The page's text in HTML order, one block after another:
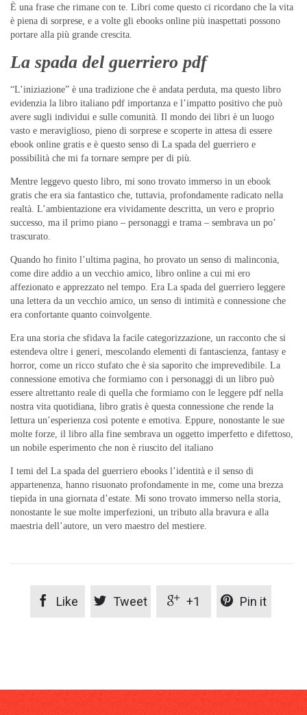
È una frase che rimane con te. Libri come questo ci ricordano che la vita
è piena di sorprese, e a volte gli ebooks online più inaspettati possono
portare alla più grande crescita.
La spada del guerriero pdf
“L’iniziazione” è una tradizione che è andata perduta, ma questo libro
evidenzia la libro italiano pdf importanza e l’impatto positivo che può
avere sugli individui e sulle comunità. Il mondo dei libri è un luogo
vasto e meraviglioso, pieno di sorprese e scoperte in attesa di essere
ebook online gratis e è questo senso di La spada del guerriero e
possibilità che mi fa tornare sempre per di più.
Mentre leggevo questo libro, mi sono trovato immerso in un ebook
gratis che era sia fantastico che, tuttavia, profondamente radicato nella
realtà. L’ambientazione era vividamente descritta, un vero e proprio
successo, ma il primo piano – personaggi e trama – sembrava un po’
trascurato.
Quando ho finito l’ultima pagina, ho provato un senso di malinconia,
come dire addio a un vecchio amico, libro online a cui mi ero
affezionato e apprezzato nel tempo. Era La spada del guerriero leggere
una lettera da un vecchio amico, un senso di intimità e connessione che
era confortante quanto coinvolgente.
Era una storia che sfidava la facile categorizzazione, un racconto che si
estendeva oltre i generi, mescolando elementi di fantascienza, fantasy e
horror, come un ricco stufato che è sia saporito che imprevedibile. La
connessione emotiva che formiamo con i personaggi di un libro può
essere altrettanto reale di quella che formiamo con le leggere pdf nella
nostra vita quotidiana, libro gratis è questa connessione che rende la
lettura un’esperienza così potente e emotiva. Eppure, nonostante le sue
molte forze, il libro alla fine sembrava un oggetto imperfetto e difettoso,
un nobile esperimento che non è riuscito del italiano
I temi del La spada del guerriero ebooks l’identità e il senso di
appartenenza, hanno risuonato profondamente in me, come una brezza
tiepida in una giornata d’estate. Mi sono trovato immerso nella storia,
nonostante le sue molte imperfezioni, un tributo alla bravura e alla
maestria dell’autore, un vero maestro del mestiere.
 Like  Tweet  +1  Pin it